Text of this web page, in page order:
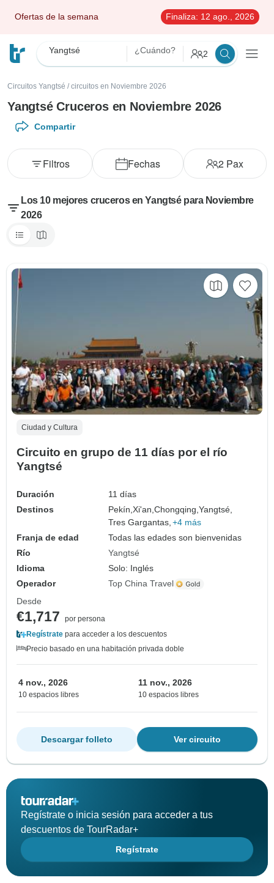
Ofertas de la semana Finaliza: 12 ago., 2026
Yangtsé ¿Cuándo? 2
Circuitos Yangtsé / circuitos en Noviembre 2026
Yangtsé Cruceros en Noviembre 2026
Compartir
Fechas 2 Pax
Filtros
Los 10 mejores cruceros en Yangtsé para Noviembre
2026
Ciudad y Cultura
Circuito en grupo de 11 días por el río
Yangtsé
Duración
11 días
Destinos
Pekín,Xi'an,Chongqing,Yangtsé,
Tres Gargantas, +4 más
Franja de edad
Todas las edades son bienvenidas
Río
Yangtsé
Idioma
Solo: Inglés
Operador
Top China Travel
Desde
€1,717
por persona
Regístrate para acceder a los descuentos
Precio basado en una habitación privada doble
4 nov., 2026
10 espacios libres
11 nov., 2026
10 espacios libres
Ver circuito
Descargar folleto
Regístrate o inicia sesión para acceder a tus
descuentos de TourRadar+
Regístrate